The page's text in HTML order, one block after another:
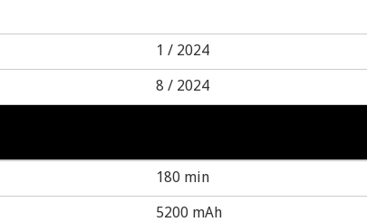
1 / 2024
8 / 2024
180 min
5200 mAh